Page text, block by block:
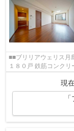
■■ブリリアウェリス月島■■ 大江戸線・有楽町線 月島駅 徒歩
１８０戸 鉄筋コンクリー
現